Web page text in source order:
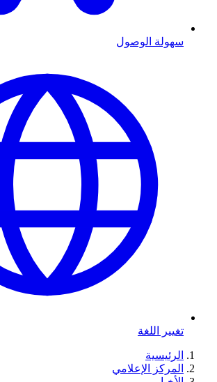
سهولة الوصول
تغيير اللغة
الرئيسية
المركز الإعلامي